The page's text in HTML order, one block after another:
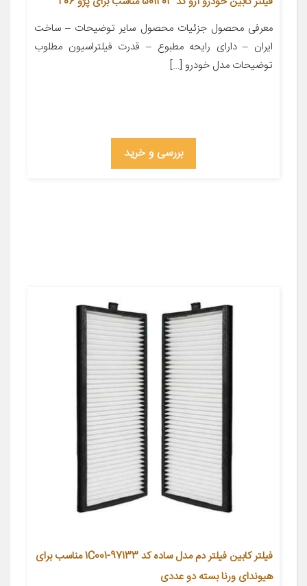
معرفی محصول جزئیات محصول سایر توضیحات – ساخت
ایران – دارای رایحه مطبوع – قدرت فیلتراسیون مطلوب
توضیحات مدل خودرو […]
بررسی و خرید
فیلتر کابین فیلتر دم مدل ساده کد 97133-1C001 مناسب برای
هیوندای ورنا بسته دو عددی